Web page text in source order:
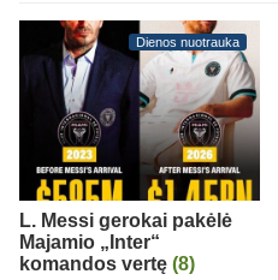
Dienos nuotrauka
L. Messi gerokai pakėlė
Majamio „Inter“
komandos vertę (8)